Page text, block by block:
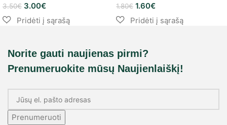
3.50€ 3.00€ 1.80€ 1.60€
Norite gauti naujienas pirmi?
Prenumeruokite mūsų Naujienlaiškį!
Prenumeruoti